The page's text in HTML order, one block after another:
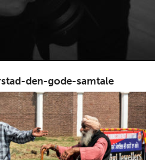
den-gode-samtale